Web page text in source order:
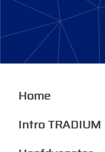
Home
Intro TRADIUM